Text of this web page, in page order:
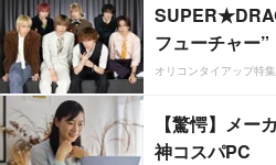
フューチャー”
オリコンタイアップ特集
【驚愕】メー
神コスパPC